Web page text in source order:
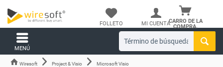
CARRO DE LA
COMPRA.
FOLLETO MI CUENTA
MENÚ
Wiresoft Project & Visio Microsoft Visio